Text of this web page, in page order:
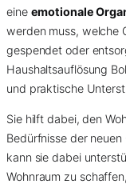
eine emotionale
werden muss, welche
gespendet oder
Haushaltsauflösung
und praktische
Sie hilft dabei, den
Bedürfnisse der
kann sie dabei
Wohnraum zu